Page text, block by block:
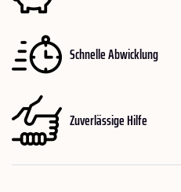
Schnelle Abwicklung
Zuverlässige Hilfe